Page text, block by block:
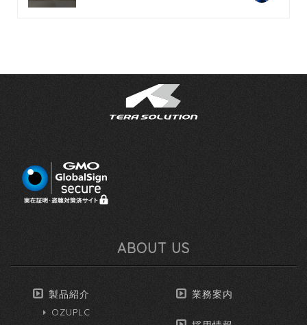
ABOUT US
製品紹介
OZUPLC
業務案内